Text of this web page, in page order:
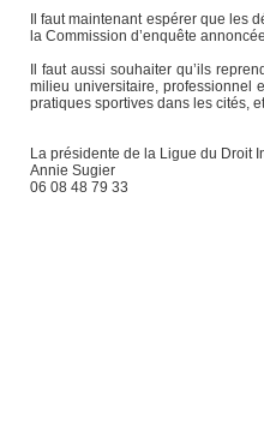
Il faut maintenant espérer que les
la Commission d’enquête
Il faut aussi souhaiter qu’ils
milieu universitaire, professionnel
pratiques sportives dans les cités,
La présidente de la Ligue du Droit
Annie Sugier
06 08 48 79 33